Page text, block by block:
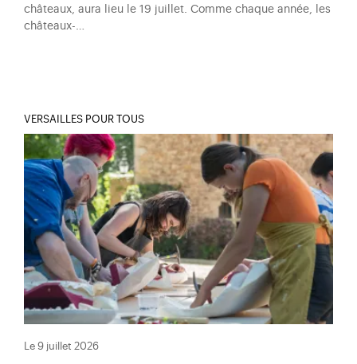
châteaux, aura lieu le 19 juillet. Comme chaque année, les
châteaux-…
VERSAILLES POUR TOUS
Le 9 juillet 2026